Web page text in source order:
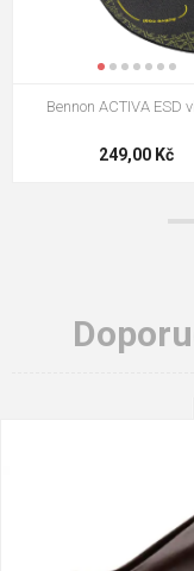
Bennon ACTIVA ESD
249,00 Kč